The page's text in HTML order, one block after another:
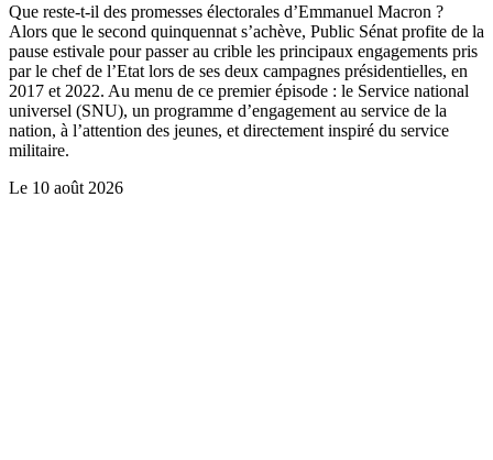
Que reste-t-il des promesses électorales d’Emmanuel Macron ?
Alors que le second quinquennat s’achève, Public Sénat profite de la
pause estivale pour passer au crible les principaux engagements pris
par le chef de l’Etat lors de ses deux campagnes présidentielles, en
2017 et 2022. Au menu de ce premier épisode : le Service national
universel (SNU), un programme d’engagement au service de la
nation, à l’attention des jeunes, et directement inspiré du service
militaire.
Le 10 août 2026